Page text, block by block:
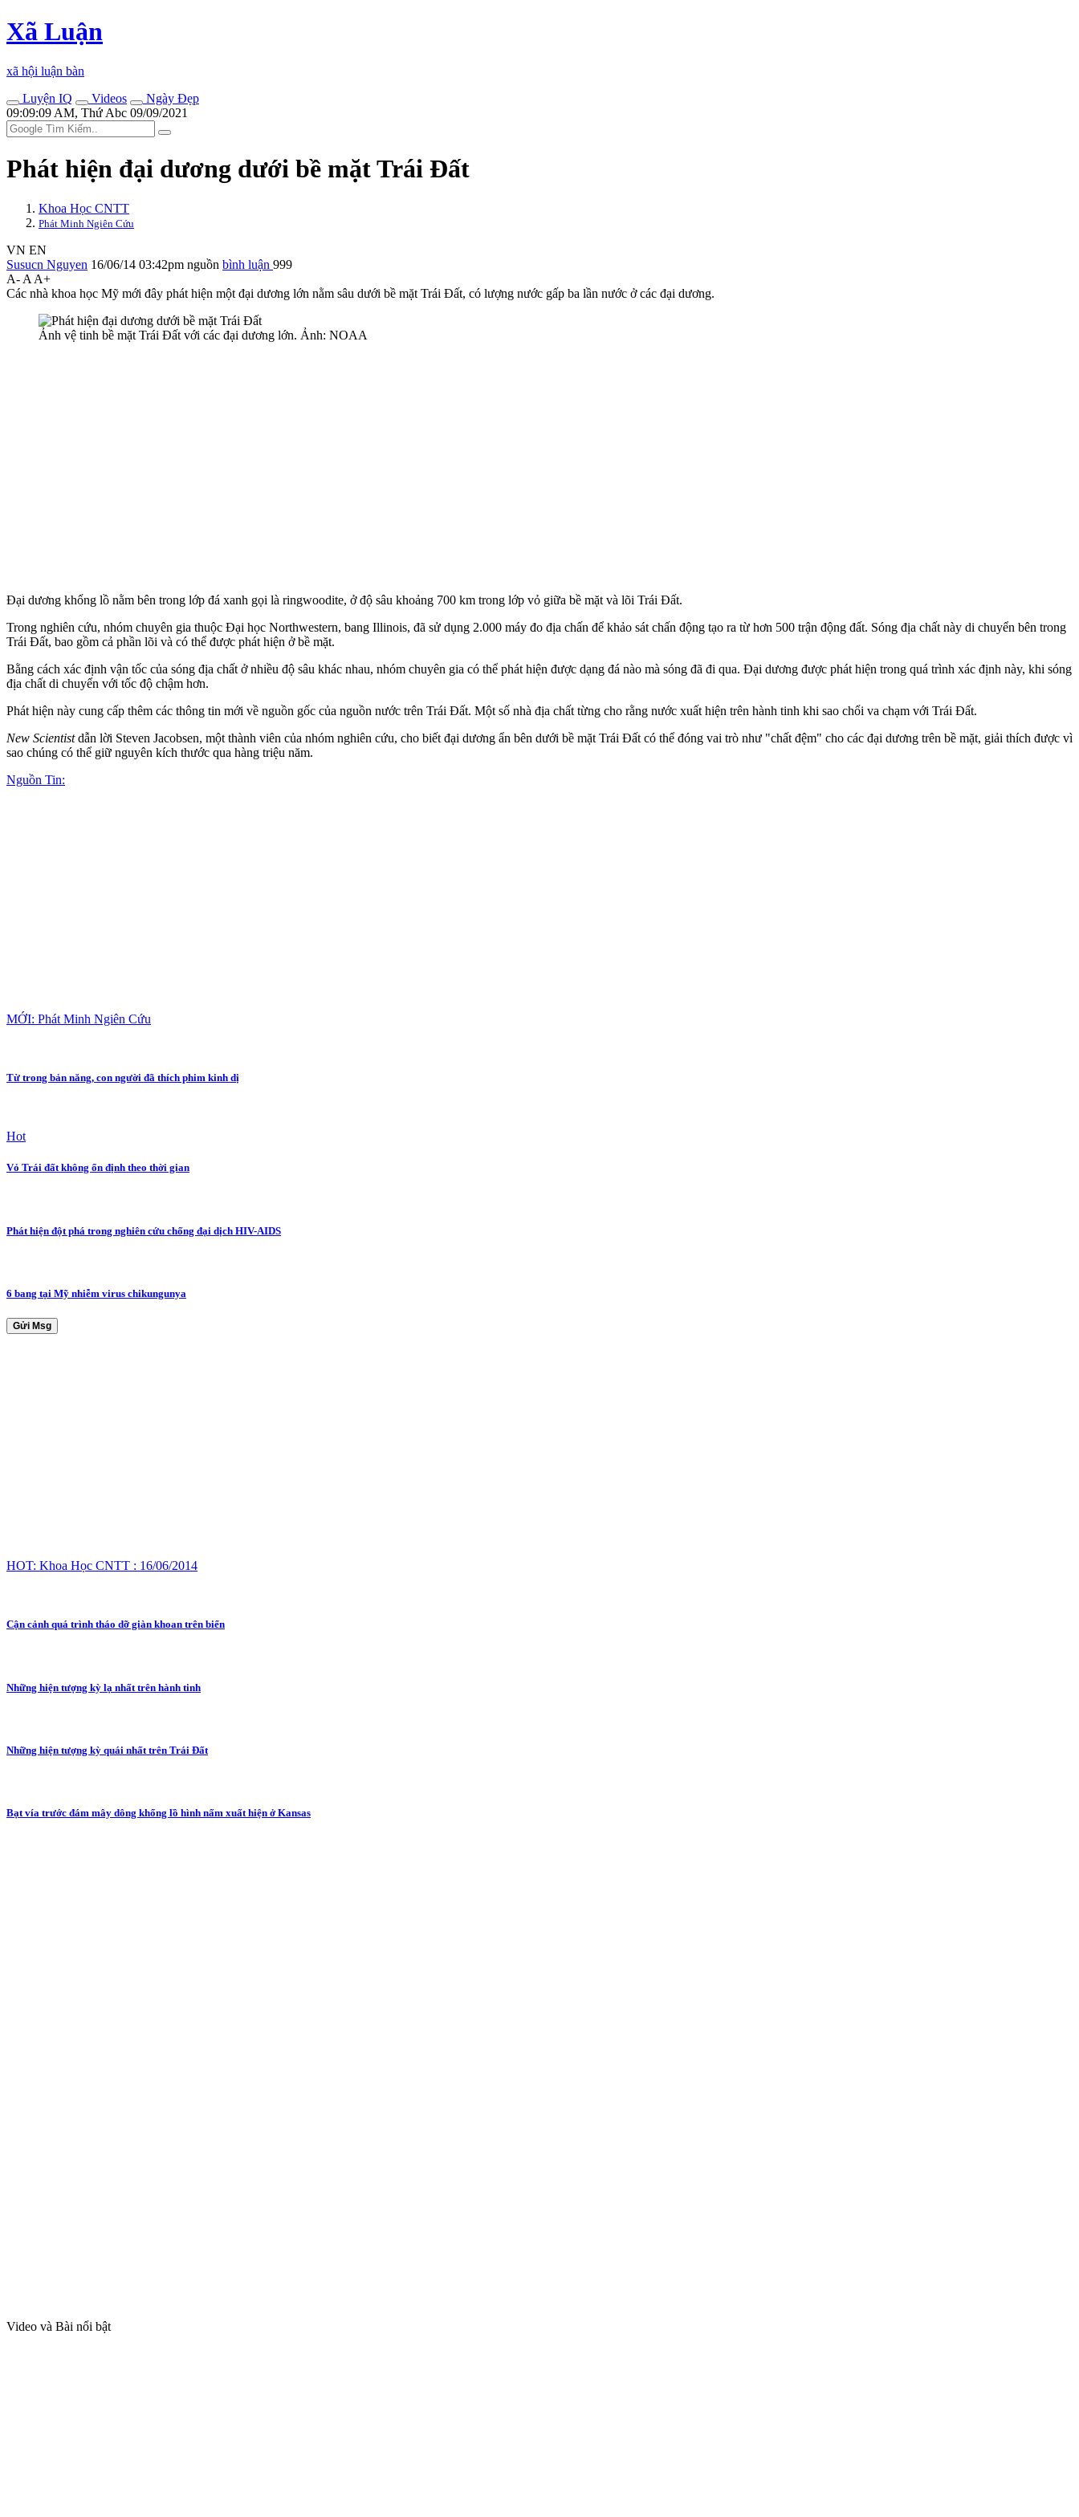
Xã Luận
xã hội luận bàn
Luyện IQ
Videos
Ngày Đẹp
09:09:09 AM, Thứ Abc 09/09/2021
Phát hiện đại dương dưới bề mặt Trái Đất
Khoa Học CNTT
Phát Minh Ngiên Cứu
VN EN
Susucn Nguyen 16/06/14 03:42pm nguồn bình luận 999
A- A A+
Các nhà khoa học Mỹ mới đây phát hiện một đại dương lớn nằm sâu dưới bề mặt Trái Đất, có lượng nước gấp ba lần nước ở các đại dương.
Ảnh vệ tinh bề mặt Trái Đất với các đại dương lớn. Ảnh: NOAA
Đại dương khổng lồ nằm bên trong lớp đá xanh gọi là ringwoodite, ở độ sâu khoảng 700 km trong lớp vỏ giữa bề mặt và lõi Trái Đất.
Trong nghiên cứu, nhóm chuyên gia thuộc Đại học Northwestern, bang Illinois, đã sử dụng 2.000 máy đo địa chấn để khảo sát chấn động tạo ra từ hơn 500 trận động đất. Sóng địa chất này di chuyển bên trong
Trái Đất, bao gồm cả phần lõi và có thể được phát hiện ở bề mặt.
Bằng cách xác định vận tốc của sóng địa chất ở nhiều độ sâu khác nhau, nhóm chuyên gia có thể phát hiện được dạng đá nào mà sóng đã đi qua. Đại dương được phát hiện trong quá trình xác định này, khi sóng
địa chất di chuyển với tốc độ chậm hơn.
Phát hiện này cung cấp thêm các thông tin mới về nguồn gốc của nguồn nước trên Trái Đất. Một số nhà địa chất từng cho rằng nước xuất hiện trên hành tinh khi sao chổi va chạm với Trái Đất.
New Scientistdẫn lời Steven Jacobsen, một thành viên của nhóm nghiên cứu, cho biết đại dương ẩn bên dưới bề mặt Trái Đất có thể đóng vai trò như "chất đệm" cho các đại dương trên bề mặt, giải thích được vì
sao chúng có thể giữ nguyên kích thước qua hàng triệu năm.
Nguồn Tin:
MỚI: Phát Minh Ngiên Cứu
Từ trong bản năng, con người đã thích phim kinh dị
Hot
Vỏ Trái đất không ổn định theo thời gian
Phát hiện đột phá trong nghiên cứu chống đại dịch HIV-AIDS
6 bang tại Mỹ nhiễm virus chikungunya
Gửi Msg
HOT: Khoa Học CNTT : 16/06/2014
Cận cảnh quá trình tháo dỡ giàn khoan trên biển
Những hiện tượng kỳ lạ nhất trên hành tinh
Những hiện tượng kỳ quái nhất trên Trái Đất
Bạt vía trước đám mây dông khổng lồ hình nấm xuất hiện ở Kansas
Video và Bài nổi bật